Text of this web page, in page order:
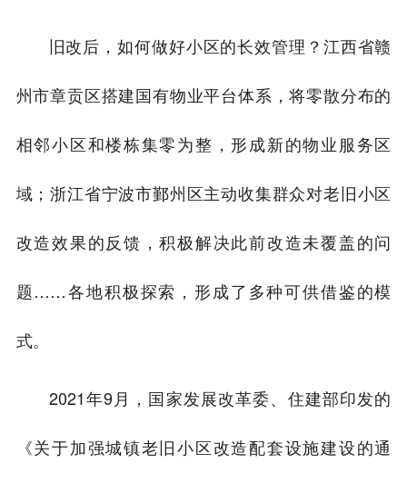
旧改后，如何做好小区的长效管理？江西省赣
州市章贡区搭建国有物业平台体系，将零散分布的
相邻小区和楼栋集零为整，形成新的物业服务区
域；浙江省宁波市鄞州区主动收集群众对老旧小区
改造效果的反馈，积极解决此前改造未覆盖的问
题……各地积极探索，形成了多种可供借鉴的模
式。
2021年9月，国家发展改革委、住建部印发的
《关于加强城镇老旧小区改造配套设施建设的通